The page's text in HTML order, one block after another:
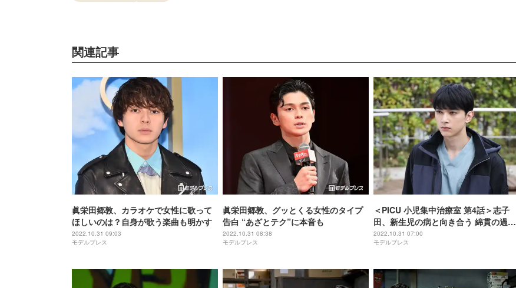
関連記事
眞栄田郷敦、カラオケで女性に歌って
ほしいのは？自身が歌う楽曲も明かす
2022.10.31 09:03
モデルプレス
眞栄田郷敦、グッとくる女性のタイプ
告白 “あざとテク”に本音も
2022.10.31 08:38
モデルプレス
＜PICU 小児集中治療室 第4話＞志子
田、新生児の病と向き合う 綿貫の過去
が明らかに
2022.10.31 07:00
モデルプレス